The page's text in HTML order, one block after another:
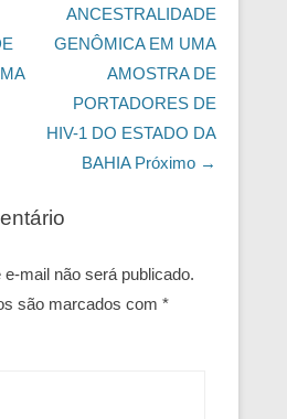
ANCESTRALIDADE
GENÔMICA EM UMA
AMOSTRA DE
PORTADORES DE
HIV-1 DO ESTADO DA
BAHIA Próximo →
mail não será publicado.
são marcados com *